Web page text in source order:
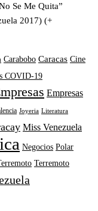
Se Me Quita”
2017) (+
Carabobo Caracas Cine
COVID-19
Empresas
Joyeria Literatura
Miss Venezuela
Negocios Polar
Terremoto